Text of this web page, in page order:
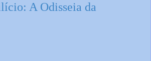
A Odisseia da